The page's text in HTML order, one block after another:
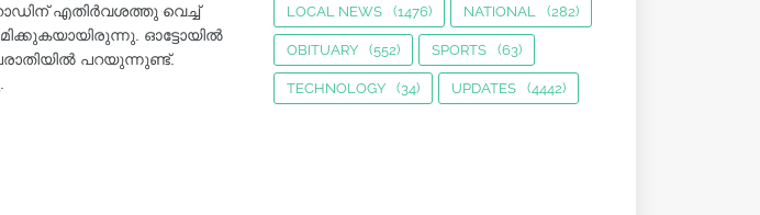
എതിർവശത്തു വെച്ച്
ഓട്ടോയിൽ
പറയുന്നുണ്ട്.
LOCAL NEWS (1476) NATIONAL (282)
OBITUARY (552) SPORTS (63)
TECHNOLOGY (34) UPDATES (4442)